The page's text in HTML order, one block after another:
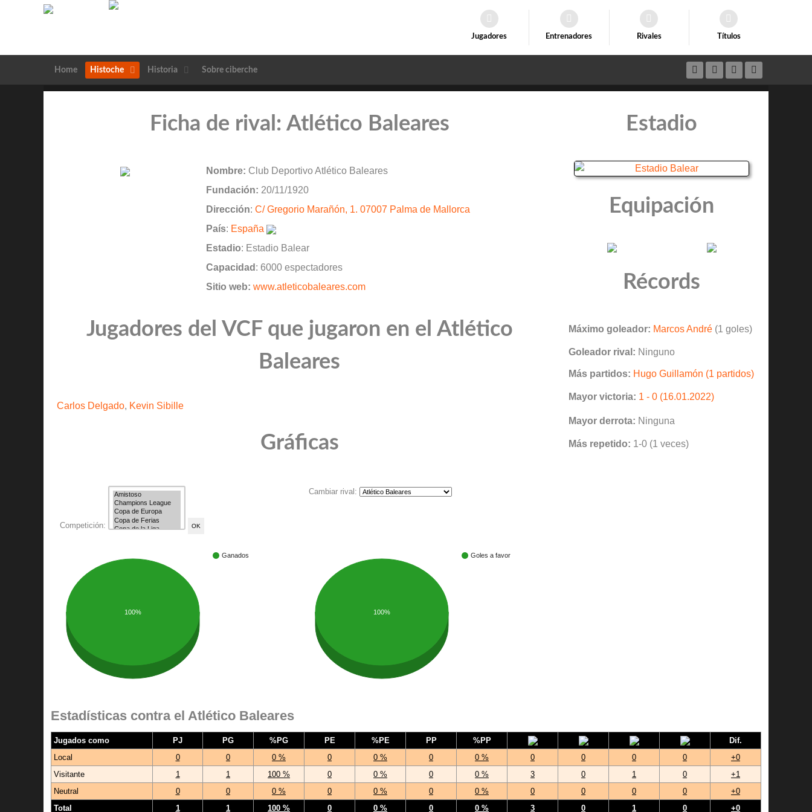
Jugadores Entrenadores Rivales Títulos
Home Histoche Historia Sobre ciberche
Ficha de rival: Atlético Baleares
Nombre: Club Deportivo Atlético Baleares
Fundación: 20/11/1920
Dirección: C/ Gregorio Marañón, 1. 07007 Palma de Mallorca
País: España
Estadio: Estadio Balear
Capacidad : 6000 espectadores
Sitio web: www.atleticobaleares.com
Jugadores del VCF que jugaron en el Atlético
Baleares
Carlos Delgado, Kevin Sibille
Gráficas
Competición:
Cambiar rival:
Ganados
100%
Goles a favor
100%
Estadio
Equipación
Récords
Máximo goleador: Marcos André(1 goles)
Goleador rival: Ninguno
Más partidos: Hugo Guillamón (1 partidos)
Mayor victoria: 1 - 0 (16.01.2022)
Mayor derrota: Ninguna
Más repetido: 1-0 (1 veces)
Estadísticas contra el Atlético Baleares
Jugados como PJ PG %PG PE %PE PP %PP
Dif.
Local
0 0 0 % 0 0 % 0 0 % 0 0 0 0
+0
Visitante
1 1 100 % 0 0 % 0 0 % 3 0 1 0
+1
Neutral
0 0 0 % 0 0 % 0 0 % 0 0 0 0
+0
Total
1 1 100 % 0 0 % 0 0 % 3 0 1 0 +0